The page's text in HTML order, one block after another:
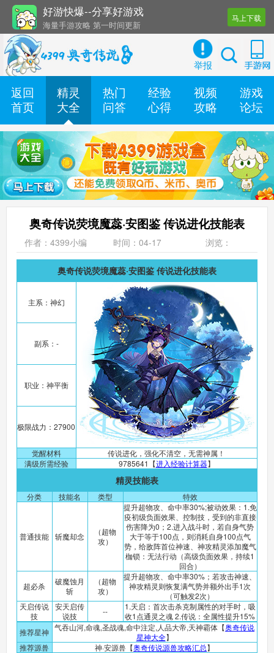
好游快爆--分享好游戏
海量手游攻略 第一时间更新
还有几十款实用辅助工具
马上下载
举报
返回
首页
精灵
大全
热门
问答
经验
心得
视频
攻略
游戏
论坛
奥奇传说荧境魔蕊·安图鉴 传说进化技能表
作者：4399小编 时间：04-17 浏览：
奥奇传说荧境魔蕊·安图鉴 传说进化技能表
主系：神幻
副系：-
职业：神平衡
极限战力：27900
觉醒材料
传说进化，强化不清空，无需神属！
满级所需经验
9785641【进入经验计算器】
精灵技能表
分类 技能名 类型 特效
普通技能 斩魔却念
（超物
攻）
提升超物攻、命中率30%;被动效果：1.免
疫初级负面效果、控制技，受到的非直接
伤害降为0；2.进入战斗时，若自身气势
大于等于100点，则消耗自身100点气
势，给敌阵首位神速、神攻精灵添加魔气
枷锁：无法行动（高级负面效果，持续1
回合）
超必杀
破魔蚀月
斩
（超物
攻）
提升超物攻、命中率30%；若攻击神速、
神攻精灵则恢复满气势并额外出手1次
（可触发2次）
天启传说
技
安天启传
说技
--
1.天启：首次击杀克制属性的对手时，吸
收1点通灵之魂 2.传说：全属性提升15%
推荐星神 气吞山河,命魂,圣战魂,命中注定,人品大帝,天神霸体【奥奇传说
星神大全】
推荐源兽
神·安源兽【奥奇传说源兽攻略汇总】